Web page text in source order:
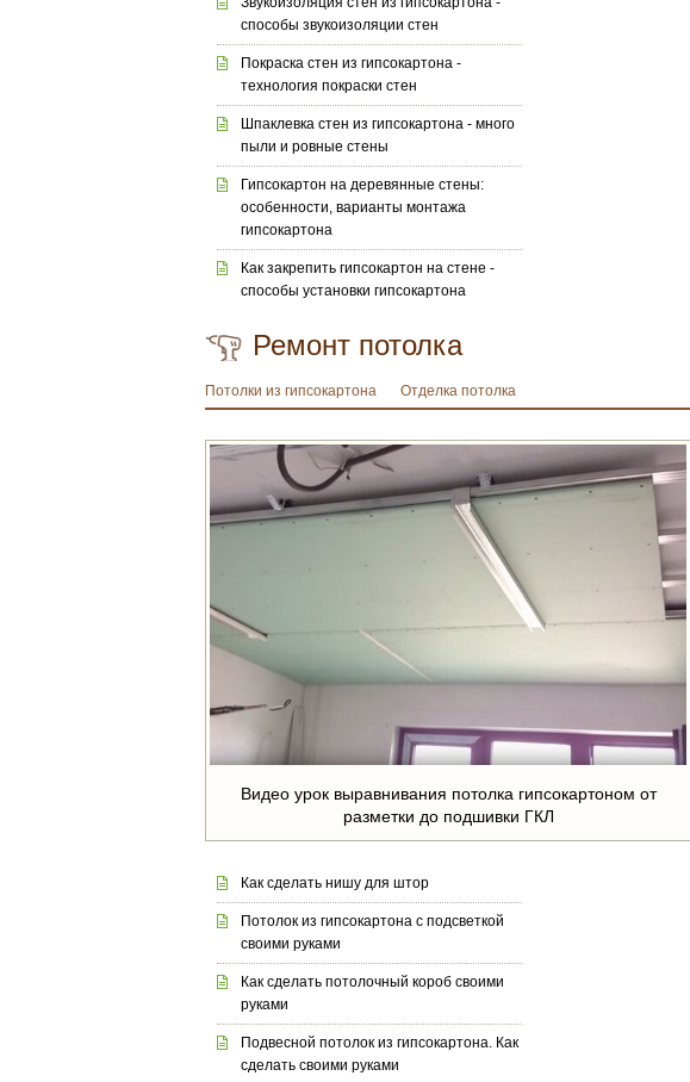
способы звукоизоляции стен
Покраска стен из гипсокартона -
технология покраски стен
Шпаклевка стен из гипсокартона - много
пыли и ровные стены
Гипсокартон на деревянные стены:
особенности, варианты монтажа
гипсокартона
Как закрепить гипсокартон на стене -
способы установки гипсокартона
Ремонт потолка
Потолки из гипсокартона Отделка потолка
Видео урок выравнивания потолка гипсокартоном от
разметки до подшивки ГКЛ
Как сделать нишу для штор
Потолок из гипсокартона с подсветкой
своими руками
Как сделать потолочный короб своими
руками
Подвесной потолок из гипсокартона. Как
сделать своими руками